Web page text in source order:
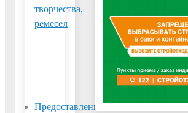
творчества,
ремесел
программах
учебных курсов,
годовых
календарных
графиков
Предоставление